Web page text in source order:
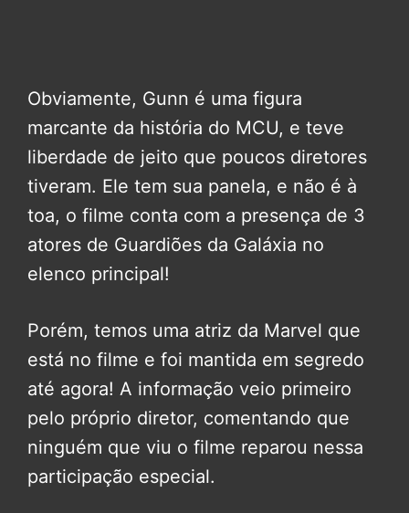
Obviamente, Gunn é uma figura
marcante da história do MCU, e teve
liberdade de jeito que poucos diretores
tiveram. Ele tem sua panela, e não é à
toa, o filme conta com a presença de 3
atores de Guardiões da Galáxia no
elenco principal!
Porém, temos uma atriz da Marvel que
está no filme e foi mantida em segredo
até agora! A informação veio primeiro
pelo próprio diretor, comentando que
ninguém que viu o filme reparou nessa
participação especial.